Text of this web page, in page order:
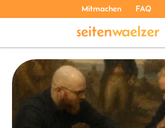
Mitmachen FAQ
THEMEN
PODCASTS